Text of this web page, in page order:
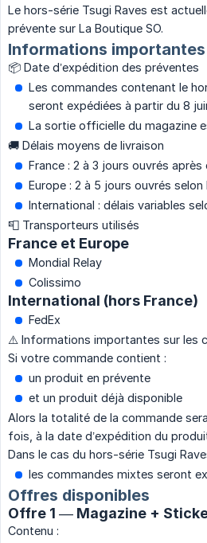
Le hors-série Tsugi Raves est
prévente sur La Boutique SO.
Informations importantes
📦 Date d’expédition des préventes
Les commandes contenant le
seront expédiées à partir du 8
La sortie officielle du magazine
🚚 Délais moyens de livraison
France : 2 à 3 jours ouvrés après
Europe : 2 à 5 jours ouvrés selon
International : délais variables
📮 Transporteurs utilisés
France et Europe
Mondial Relay
Colissimo
International (hors France)
FedEx
⚠️ Informations importantes sur les
Si votre commande contient :
un produit en prévente
et un produit déjà disponible
Alors la totalité de la commande
fois, à la date d’expédition du
Dans le cas du hors-série Tsugi
les commandes mixtes seront
Offres disponibles
Offre 1 — Magazine +
Contenu :